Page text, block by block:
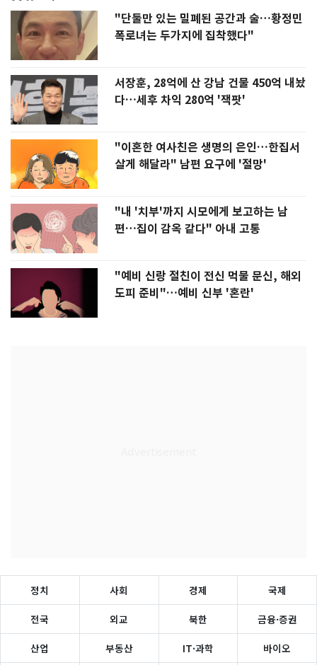
"단둘만 있는 밀폐된 공간과 술…황정민
폭로녀는 두가지에 집착했다"
서장훈, 28억에 산 강남 건물 450억 내놨
다…세후 차익 280억 '잭팟'
"이혼한 여사친은 생명의 은인…한집서
살게 해달라" 남편 요구에 '절망'
"내 '치부'까지 시모에게 보고하는 남
편…집이 감옥 같다" 아내 고통
"예비 신랑 절친이 전신 먹물 문신, 해외
도피 준비"…예비 신부 '혼란'
정치 사회 경제 국제
전국 외교 북한 금융·증권
산업 부동산 IT·과학 바이오